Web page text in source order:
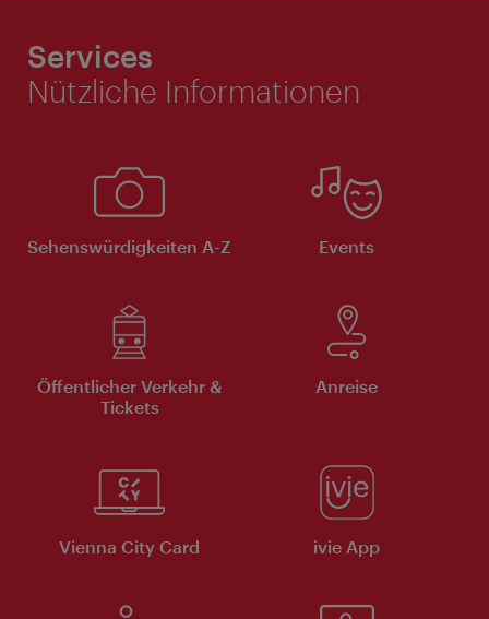
Services
Nützliche Informationen
Sehenswürdigkeiten A-Z Events
Öffentlicher Verkehr &
Tickets
Anreise
Vienna City Card ivie App